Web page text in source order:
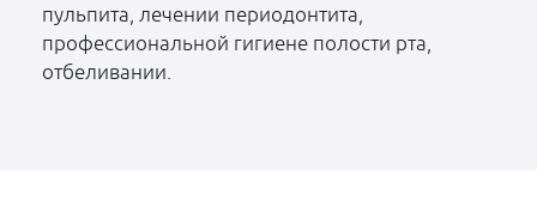
пульпита, лечении периодонтита,
профессиональной гигиене полости рта,
отбеливании.